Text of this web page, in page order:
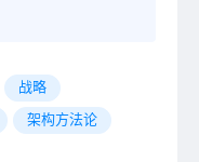
战略
架构方法论